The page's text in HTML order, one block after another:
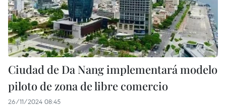
Ciudad de Da Nang implementará modelo
piloto de zona de libre comercio
26/11/2024 08:45